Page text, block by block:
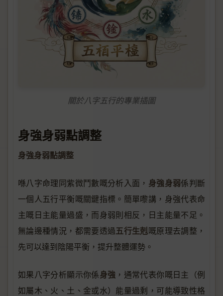
關於八字五行的專業插圖
身強身弱點調整
身強身弱點調整
喺八字命理同紫微鬥數嘅分析入面， 身強身弱係判斷
一個人五行平衡嘅關鍵指標。簡單嚟講，身強代表命
主嘅日主能量過盛，而身弱則相反，日主能量不足。
無論邊種情況，都需要透過五行生剋嘅原理去調整，
先可以達到陰陽平衡，提升整體運勢。
如果八字分析顯示你係身強 ，通常代表你嘅日主（例
如屬木、火、土、金或水）能量過剩，可能導致性格